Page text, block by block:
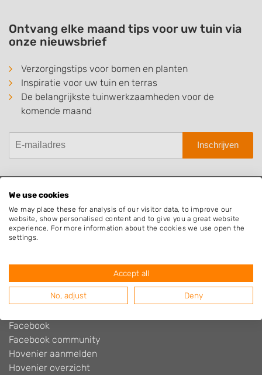
Ontvang elke maand tips voor uw tuin via
onze nieuwsbrief
Verzorgingstips voor bomen en planten
Inspiratie voor uw tuin en terras
De belangrijkste tuinwerkzaamheden voor de
komende maand
Inschrijven
Hovenier.nl
Adverteren
Algemene voorwaarden
Contact
Cookiebeleid
Facebook
Facebook community
Hovenier aanmelden
Hovenier overzicht
We use cookies
We may place these for analysis of our visitor data, to improve our
website, show personalised content and to give you a great website
experience. For more information about the cookies we use open the
settings.
Accept all
No, adjust Deny